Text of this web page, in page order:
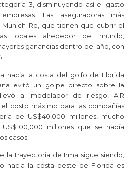
3, disminuyendo así el gasto
Las aseguradoras más
Munich Re, que tienen que cubrir el
locales alrededor del mundo,
ganancias dentro del año, con
hacia la costa del golfo de Florida
evitó un golpe directo sobre la
al modelador de riesgo, AIR
costo máximo para las compañías
de US$40,000 millones, mucho
millones que se había
casos.
la trayectoria de Irma sigue siendo,
hacia la costa oeste de Florida es